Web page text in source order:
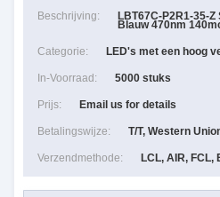
Beschrijving: LBT67C-P2R1-35-
Blauw 470nm
Categorie: LED's met een hoog
In-Voorraad: 5000 stuks
Prijs: Email us for details
Betalingswijze: T/T, Western
Verzendmethode: LCL, AIR, FCL,